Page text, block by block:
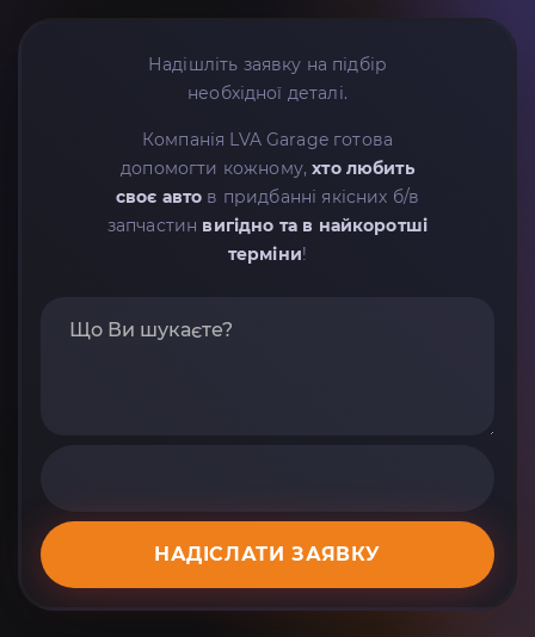
Надішліть заявку на підбір
необхідної деталі.
Компанія LVA Garage готова
допомогти кожному,хто любить
своє авто в придбанні якісних б/в
запчастин вигідно та в найкоротші
терміни!
НАДІСЛАТИ ЗАЯВКУ